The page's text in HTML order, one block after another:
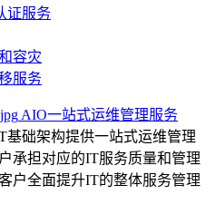
证服务
容灾
服务
AIO一站式运维管理服务
基础架构提供一站式运维管理
承担对应的IT服务质量和管理
户全面提升IT的整体服务管理